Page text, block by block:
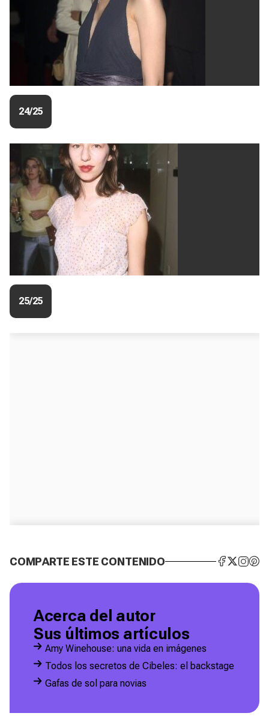
24/25
25/25
COMPARTE ESTE CONTENIDO
Acerca del autor
Sus últimos artículos
Amy Winehouse: una vida en imágenes
Todos los secretos de Cibeles: el backstage
Gafas de sol para novias